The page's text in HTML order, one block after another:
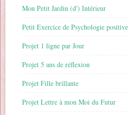
Mon Petit Jardin (d') Intérieur
Petit Exercice de Psychologie positive
Projet 1 ligne par Jour
Projet 5 ans de réflexion
Projet Fille brillante
Projet Lettre à mon Moi du Futur